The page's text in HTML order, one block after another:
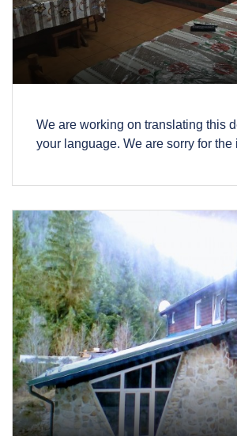
We are working on translating this
your language. We are sorry for